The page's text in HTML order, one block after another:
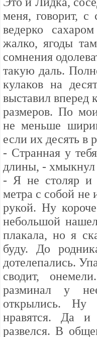
меня, говорит, с
ведерко
жалко, ягоды
сомнения
такую даль.
кулаков на
выставил вперед
размеров. По
не меньше
если их десять в
- Странная у
длины, - хмыкнул
- Я не столяр и
метра с собой
рукой. Ну
небольшой
плакала, но я
буду. До
дотелепались.
сводит,
разминал у
открылись. Ну
нравятся. Да
развелся. В